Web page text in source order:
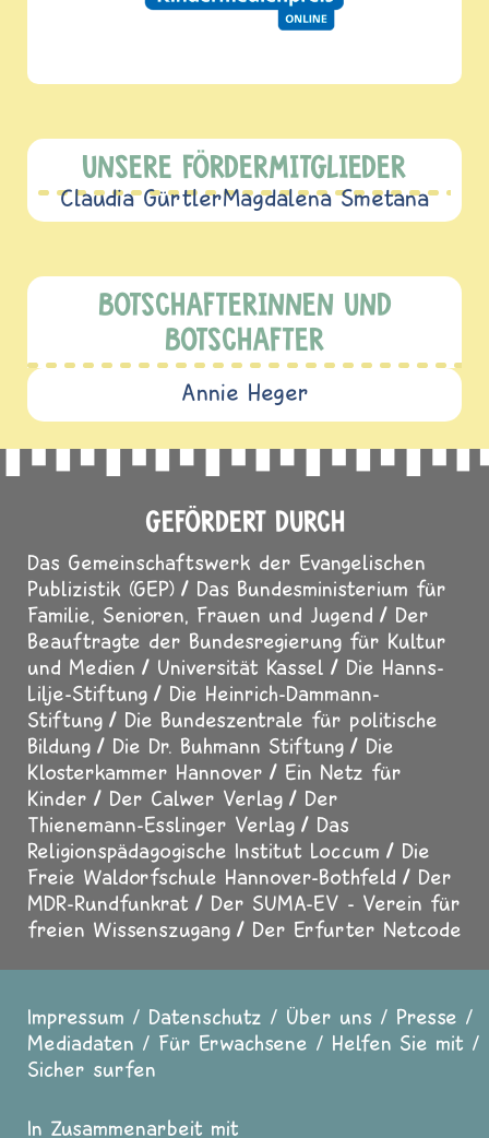
UNSERE FÖRDERMITGLIEDER
Claudia GürtlerMagdalena Smetana
BOTSCHAFTERINNEN UND
BOTSCHAFTER
Annie Heger
GEFÖRDERT DURCH
Das Gemeinschaftswerk der Evangelischen
Publizistik (GEP)
Das Bundesministerium für
Familie, Senioren, Frauen und Jugend
Der
Beauftragte der Bundesregierung für Kultur
und Medien
Universität Kassel
Die Hanns-
Lilje-Stiftung
Die Heinrich-Dammann-
Stiftung
Die Bundeszentrale für politische
Bildung
Die Dr. Buhmann Stiftung
Die
Klosterkammer Hannover
Ein Netz für
Kinder
Der Calwer Verlag
Der
Thienemann-Esslinger Verlag
Das
Religionspädagogische Institut Loccum
Die
Freie Waldorfschule Hannover-Bothfeld
Der
MDR-Rundfunkrat
Der SUMA-EV - Verein für
freien Wissenszugang
Der Erfurter Netcode
Fußzeile
Impressum Datenschutz Über uns
Presse
Mediadaten
Für Erwachsene
Helfen Sie mit
Sicher surfen
In Zusammenarbeit mit